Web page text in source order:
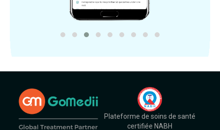
Plateforme de soins de santé
certifiée NABH